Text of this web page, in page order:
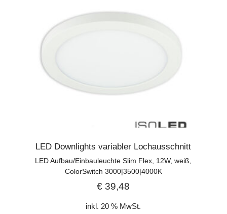
LED Downlights variabler Lochausschnitt
LED Aufbau/Einbauleuchte Slim Flex, 12W, weiß,
ColorSwitch 3000|3500|4000K
€ 39,48
inkl. 20 % MwSt.